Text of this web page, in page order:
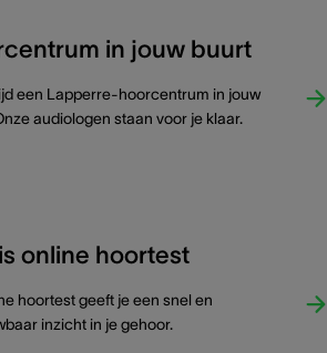
in jouw buurt
een Lapperre-hoorcentrum in jouw
audiologen staan voor je klaar.
online hoortest
hoortest geeft je een snel en
inzicht in je gehoor.